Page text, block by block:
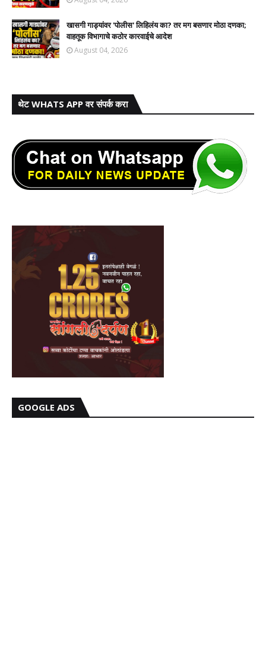
खासगी गाड्यांवर 'पोलीस' लिहिलंय का? तर मग बसणार मोठा दणका;
वाहतूक विभागाचे कठोर कारवाईचे आदेश
August 04, 2026
थेट WHATS APP वर संपर्क करा
GOOGLE ADS